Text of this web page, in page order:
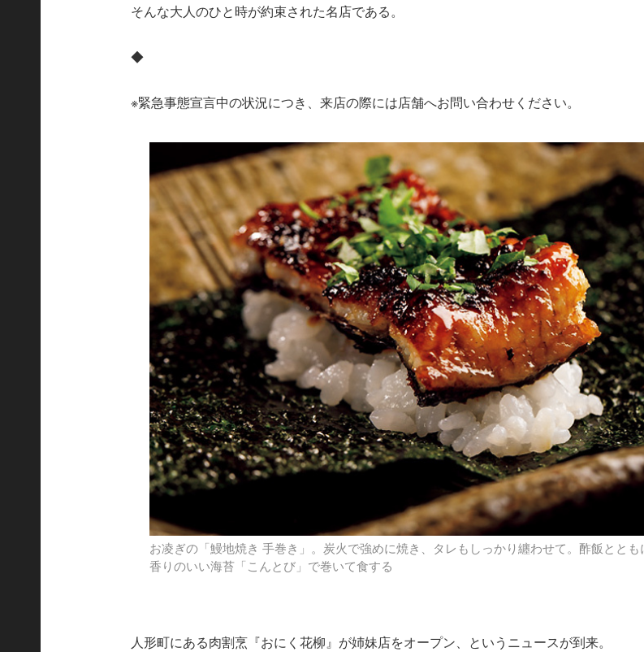
そんな大人のひと時が約束された名店である。
◆
※緊急事態宣言中の状況につき、来店の際には店舗へお問い合わせください。
お凌ぎの「鰻地焼き 手巻き」。炭火で強めに焼き、タレもしっかり纏わせて。酢飯ととも
香りのいい海苔「こんとび」で巻いて食する
人形町にある肉割烹『おにく花柳』が姉妹店をオープン、というニュースが到来。